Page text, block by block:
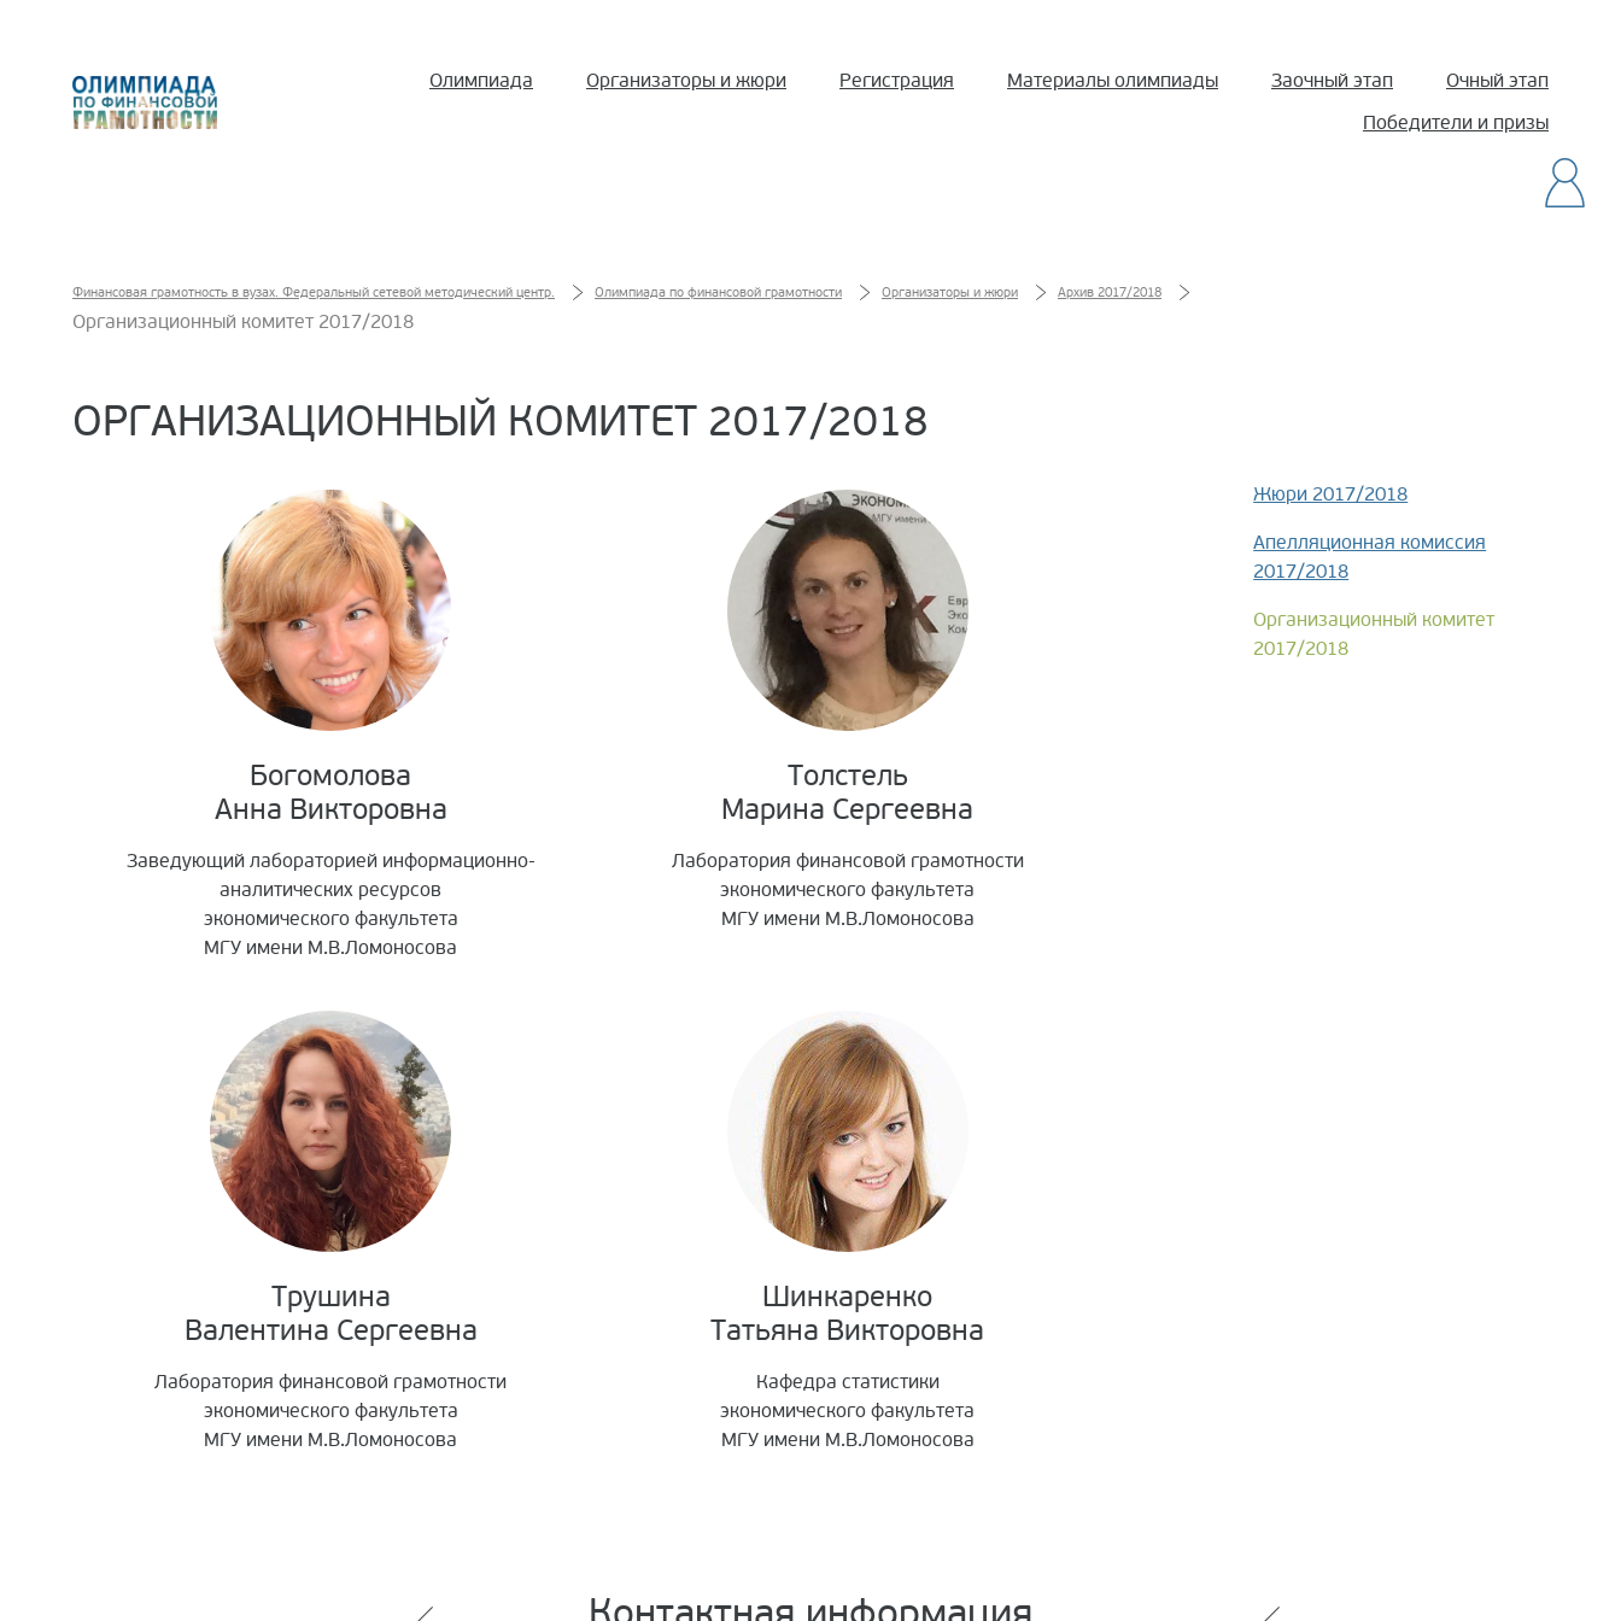
Олимпиада Организаторы и жюри Регистрация Материалы олимпиады Заочный этап
Очный этап
Победители и призы
Финансовая грамотность в вузах. Федеральный сетевой методический центр. Олимпиада по финансовой грамотности Организаторы и жюри Архив 2017/2018
Организационный комитет 2017/2018
ОРГАНИЗАЦИОННЫЙ КОМИТЕТ 2017/2018
Жюри 2017/2018
Апелляционная комиссия
2017/2018
Организационный комитет
2017/2018
Богомолова
Анна Викторовна
Заведующий лабораторией информационно-
аналитических ресурсов
экономического факультета
МГУ имени М.В.Ломоносова
Толстель
Марина Сергеевна
Лаборатория финансовой грамотности
экономического факультета
МГУ имени М.В.Ломоносова
Трушина
Валентина Сергеевна
Лаборатория финансовой грамотности
экономического факультета
МГУ имени М.В.Ломоносова
Шинкаренко
Татьяна Викторовна
Кафедра статистики
экономического факультета
МГУ имени М.В.Ломоносова